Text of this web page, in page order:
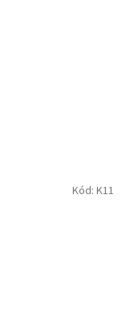
Kód: K11